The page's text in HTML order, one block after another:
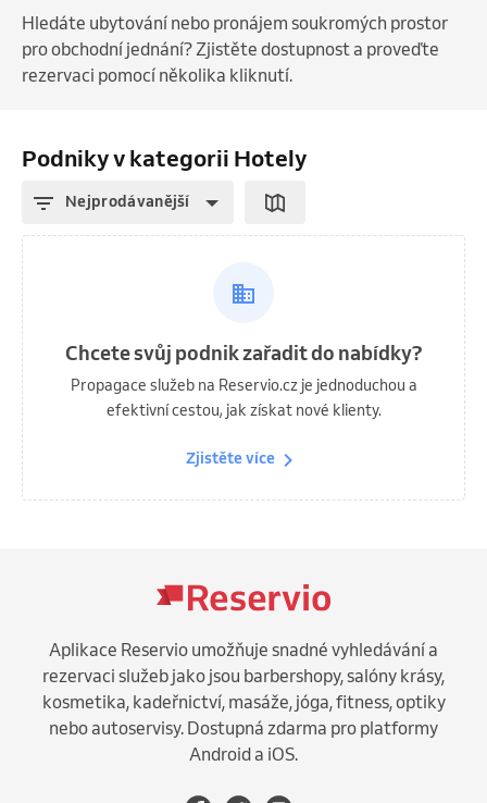
Hledáte ubytování nebo pronájem soukromých prostor
pro obchodní jednání? Zjistěte dostupnost a proveďte
rezervaci pomocí několika kliknutí.
Podniky v kategorii Hotely
Nejprodávanější
Chcete svůj podnik zařadit do nabídky?
Propagace služeb na Reservio.cz je jednoduchou a
efektivní cestou, jak získat nové klienty.
Zjistěte více
Aplikace Reservio umožňuje snadné vyhledávání a
rezervaci služeb jako jsou barbershopy, salóny krásy,
kosmetika, kadeřnictví, masáže, jóga, fitness, optiky
nebo autoservisy. Dostupná zdarma pro platformy
Android a iOS.